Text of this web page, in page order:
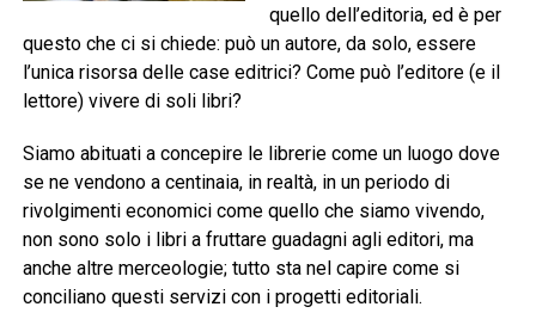
quello dell’editoria, ed è per
questo che ci si chiede: può un autore, da solo, essere
l’unica risorsa delle case editrici? Come può l’editore (e il
lettore) vivere di soli libri?
Siamo abituati a concepire le librerie come un luogo dove
se ne vendono a centinaia, in realtà, in un periodo di
rivolgimenti economici come quello che siamo vivendo,
non sono solo i libri a fruttare guadagni agli editori, ma
anche altre merceologie; tutto sta nel capire come si
conciliano questi servizi con i progetti editoriali.